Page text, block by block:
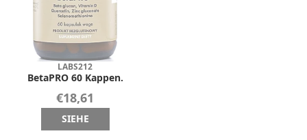
LABS212
BetaPRO 60 Kappen.
€18,61
SIEHE